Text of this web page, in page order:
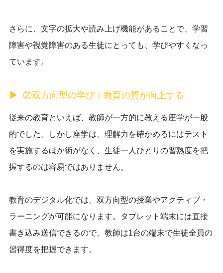
さらに、文字の拡大や読み上げ機能があることで、学習
障害や視覚障害のある生徒にとっても、学びやすくなっ
ています。
②双方向型の学び｜教育の質が向上する
従来の教育といえば、教師が一方的に教える座学が一般
的でした。しかし座学は、理解力を確かめるにはテスト
を実施するほか術がなく、生徒一人ひとりの習熟度を把
握するのは容易ではありません。
教育のデジタル化では、双方向型の授業やアクティブ・
ラーニングが可能になります。タブレット端末には直接
書き込み送信できるので、教師は1台の端末で生徒全員の
習得度を把握できます。